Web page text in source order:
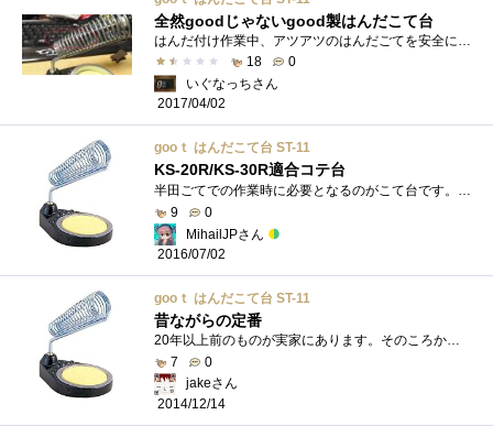
全然goodじゃないgood製はんだこて台
18
0
いぐなっちさん
2017/04/02
gooｔ はんだこて台 ST-11
KS-20R/KS-30R適合コテ台
半田ごてでの作業時に必要となるのがこて台です。半田ごてを買うときは、適したこて台を併せて買うのが良いですが、これはgootのニクロムヒー�...
9
0
MihailJPさん
2016/07/02
gooｔ はんだこて台 ST-11
昔ながらの定番
20年以上前のものが実家にあります。そのころからほとんど変わっていない、ハンダごて台です。重たい鉄の台座にコテ掃除用のスポンジ、ワイヤ...
7
0
jakeさん
2014/12/14